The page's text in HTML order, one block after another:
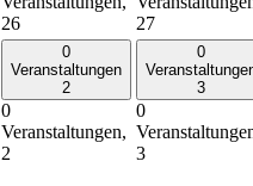
26
27
0
Veranstaltungen
2
0
Veranstaltungen,
2
0
3
0
3